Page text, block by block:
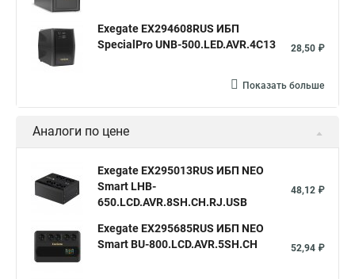
Exegate EX294608RUS ИБП
SpecialPro UNB-500.LED.AVR.4C13
28,50 ₽
Показать больше
Аналоги по цене
Exegate EX295013RUS ИБП NEO
Smart LHB-
650.LCD.AVR.8SH.CH.RJ.USB
48,12 ₽
Exegate EX295685RUS ИБП NEO
Smart BU-800.LCD.AVR.5SH.CH
52,94 ₽